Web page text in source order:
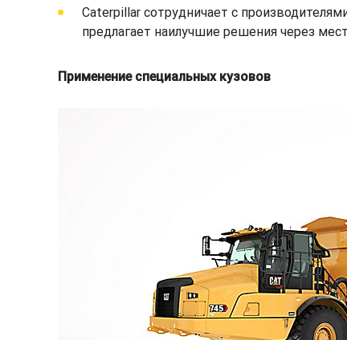
Caterpillar сотрудничает с
предлагает наилучшие решения через
Применение специальных кузовов